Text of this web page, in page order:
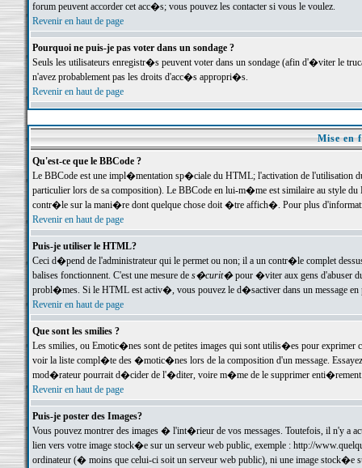
forum peuvent accorder cet acc�s; vous pouvez les contacter si vous le voulez.
Revenir en haut de page
Pourquoi ne puis-je pas voter dans un sondage ?
Seuls les utilisateurs enregistr�s peuvent voter dans un sondage (afin d'�viter le
n'avez probablement pas les droits d'acc�s appropri�s.
Revenir en haut de page
Mise en
Qu'est-ce que le BBCode ?
Le BBCode est une impl�mentation sp�ciale du HTML; l'activation de l'utilisation
particulier lors de sa composition). Le BBCode en lui-m�me est similaire au style
contr�le sur la mani�re dont quelque chose doit �tre affich�. Pour plus
Revenir en haut de page
Puis-je utiliser le HTML?
Ceci d�pend de l'administrateur qui le permet ou non; il a un contr�le complet
balises fonctionnent. C'est une mesure de s�curit�pour �viter aux gens d'abuser
probl�mes. Si le HTML est activ�, vous pouvez le d�sactiver dans un message en
Revenir en haut de page
Que sont les smilies ?
Les smilies, ou Emotic�nes sont de petites images qui sont utilis�es pour exprimer
voir la liste compl�te des �motic�nes lors de la composition d'un message.
mod�rateur pourrait d�cider de l'�diter, voire m�me de le supprimer
Revenir en haut de page
Puis-je poster des Images?
Vous pouvez montrer des images � l'int�rieur de vos messages. Toutefois, il n'y a
lien vers votre image stock�e sur un serveur web public, exemple : http://
ordinateur (� moins que celui-ci soit un serveur web public), ni une image stock�e